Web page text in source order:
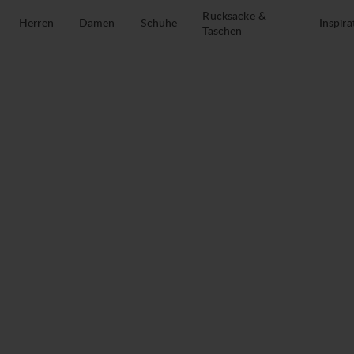
Herren
Damen Schuhe
Rucksäcke &
Taschen